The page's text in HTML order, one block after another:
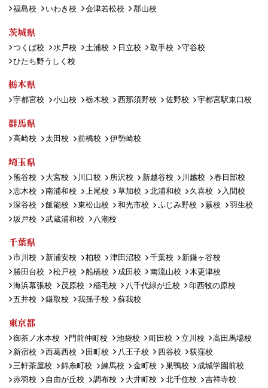
福島校 いわき校 会津若松校 郡山校
茨城県
つくば校 水戸校 土浦校 日立校 取手校
守谷校
ひたち野うしく校
栃木県
宇都宮校 小山校 栃木校 西那須野校 佐野校 宇都宮駅東口校
群馬県
高崎校 太田校 前橋校 伊勢崎校
埼玉県
熊谷校 大宮校 川口校 所沢校 新越谷校 川越校
春日部校
志木校
南浦和校 上尾校 草加校 北浦和校 久喜校
入間校
深谷校
飯能校 東松山校 和光市校 ふじみ野校 蕨校
羽生校
坂戸校
武蔵浦和校 八潮校
千葉県
市川校 新浦安校 柏校 津田沼校 千葉校
新鎌ヶ谷校
勝田台校
松戸校 船橋校 成田校 南流山校
木更津校
海浜幕張校
茂原校 稲毛校 八千代緑が丘校
印西牧の原校
五井校
鎌取校 我孫子校 蘇我校
東京都
御茶ノ水本校 門前仲町校 池袋校 町田校 立川校
高田馬場校
新宿校
西葛西校 田町校 八王子校 四谷校
荻窪校
三軒茶屋校
錦糸町校 練馬校 金町校 巣鴨校
成城学園前校
赤羽校
自由が丘校 調布校 大井町校 北千住校
吉祥寺校